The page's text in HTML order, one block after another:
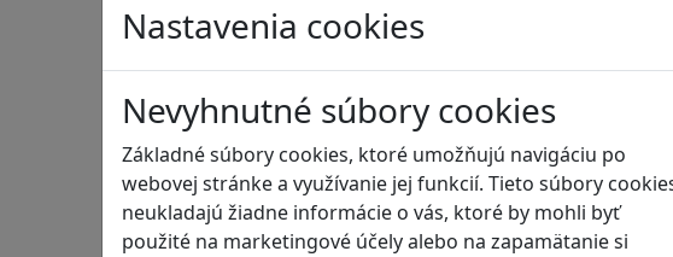
Nastavenia cookies
Nevyhnutné súbory cookies
Základné súbory cookies, ktoré umožňujú navigáciu po
webovej stránke a využívanie jej funkcií. Tieto súbory
neukladajú žiadne informácie o vás, ktoré by mohli byť
použité na marketingové účely alebo na zapamätanie si
Blog